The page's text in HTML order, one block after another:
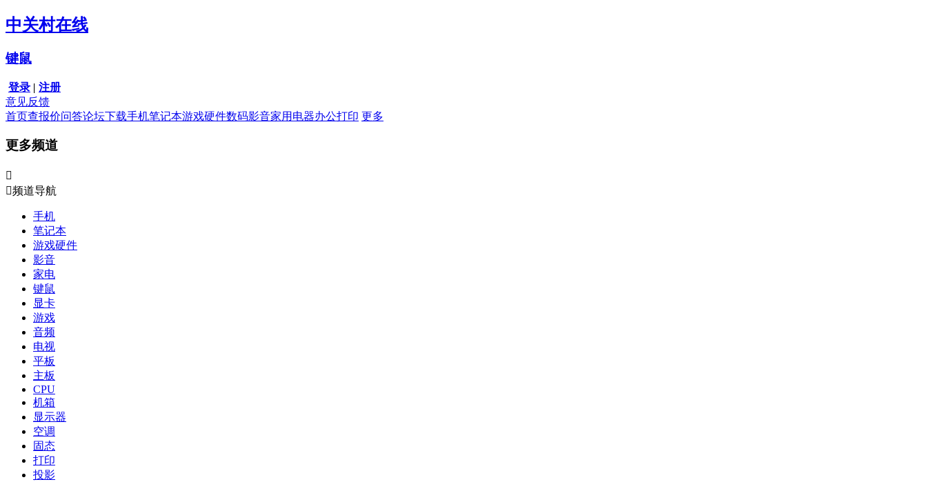
中关村在线
键鼠
登录 | 注册
意见反馈
首页查报价问答论坛下载手机笔记本游戏硬件数码影音家用电器办公打印 更多
更多频道

频道导航
手机
笔记本
游戏硬件
影音
家电
键鼠
显卡
游戏
音频
电视
平板
主板
CPU
机箱
显示器
空调
固态
打印
投影